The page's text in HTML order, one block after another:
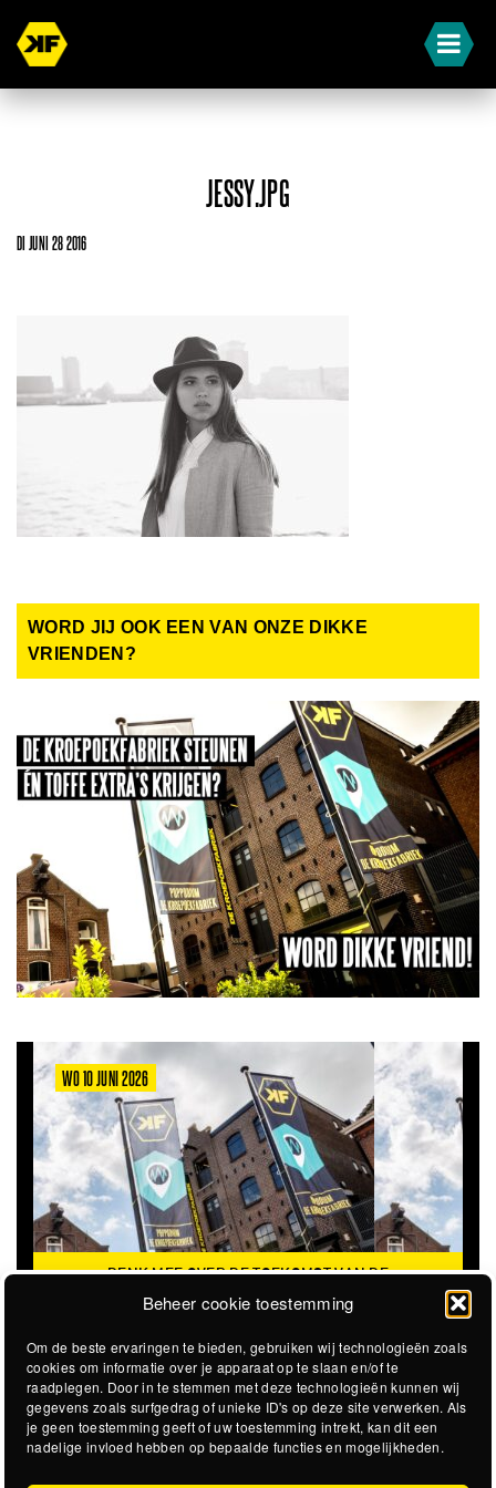
Beheer cookie toestemming
Om de beste ervaringen te bieden, gebruiken wij technologieën zoals
cookies om informatie over je apparaat op te slaan en/of te
raadplegen. Door in te stemmen met deze technologieën kunnen wij
gegevens zoals surfgedrag of unieke ID's op deze site verwerken. Als
je geen toestemming geeft of uw toestemming intrekt, kan dit een
nadelige invloed hebben op bepaalde functies en mogelijkheden.
JESSY.JPG
DI JUNI 28 2016
WORD JIJ OOK EEN VAN ONZE DIKKE
VRIENDEN?
WO 10 JUNI 2026
DENK MEE OVER DE TOEKOMST VAN DE
KROEPOEKFABRIEK